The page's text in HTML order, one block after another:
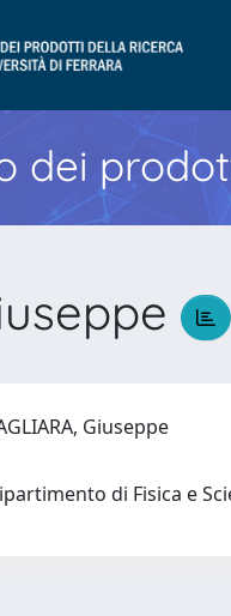
dei
Giuseppe
di Fisica e